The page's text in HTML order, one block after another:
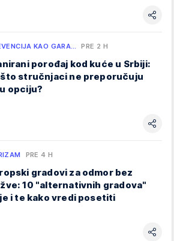
KAO GARA… PRE 2 H
porođaj kod kuće u Srbiji:
stručnjaci ne preporučuju
opciju?
PRE 4 H
gradovi za odmor bez
10 "alternativnih gradova"
i te kako vredi posetiti